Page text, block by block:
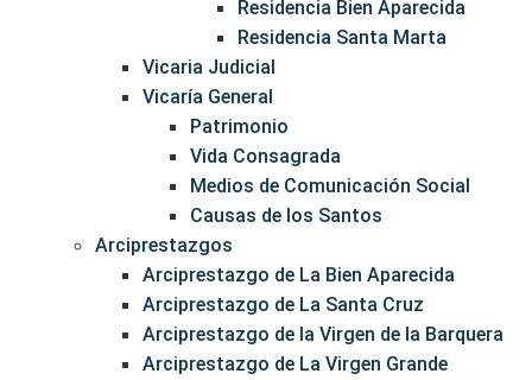
Residencia Bien Aparecida
Residencia Santa Marta
Vicaria Judicial
Vicaría General
Patrimonio
Vida Consagrada
Medios de Comunicación Social
Causas de los Santos
Arciprestazgos
Arciprestazgo de La Bien Aparecida
Arciprestazgo de La Santa Cruz
Arciprestazgo de la Virgen de la Barquera
Arciprestazgo de La Virgen Grande